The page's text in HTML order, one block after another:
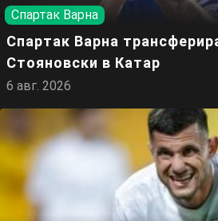
Спартак Варна
Спартак Варна
Стояновски в Катар
6 авг. 2026